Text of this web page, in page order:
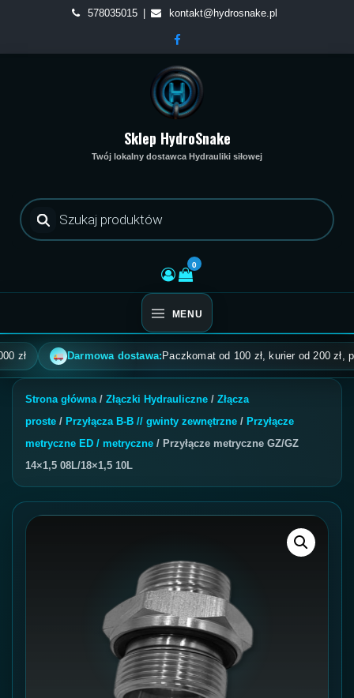
content
578035015 kontakt@hydrosnake.pl
Sklep HydroSnake
Twój lokalny dostawca Hydrauliki siłowej
Wyszukiwarka
produktów
0
MENU
Darmowa dostawa:Paczkomat od 100 zł, kurier od 200 zł,
Strona główna/ Złączki Hydrauliczne / Złącza
proste / Przyłącza B-B // gwinty zewnętrzne / Przyłącze
metryczne ED / metryczne / Przyłącze metryczne GZ/GZ
14×1,5 08L/18×1,5 10L